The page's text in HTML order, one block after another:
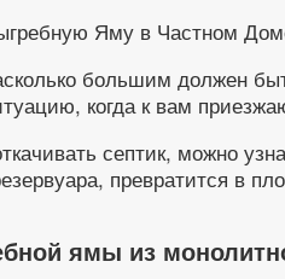
большим должен
когда к вам
септик, можно
превратится в
ямы из